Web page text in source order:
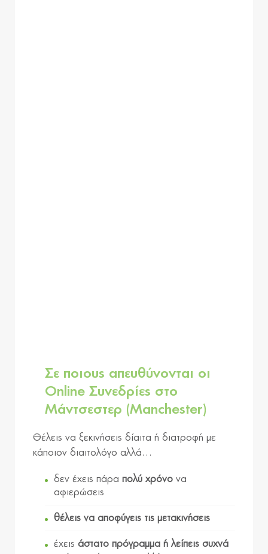
Σε ποιους απευθύνονται οι
Online Συνεδρίες στο
Μάντσεστερ (Manchester)
Θέλεις να ξεκινήσεις δίαιτα ή διατροφή με
κάποιον διαιτολόγο αλλά…
δεν έχεις πάρα πολύ χρόνο να
αφιερώσεις
θέλεις να αποφύγεις τις μετακινήσεις
έχεις άστατο πρόγραμμα ή λείπεις συχνά